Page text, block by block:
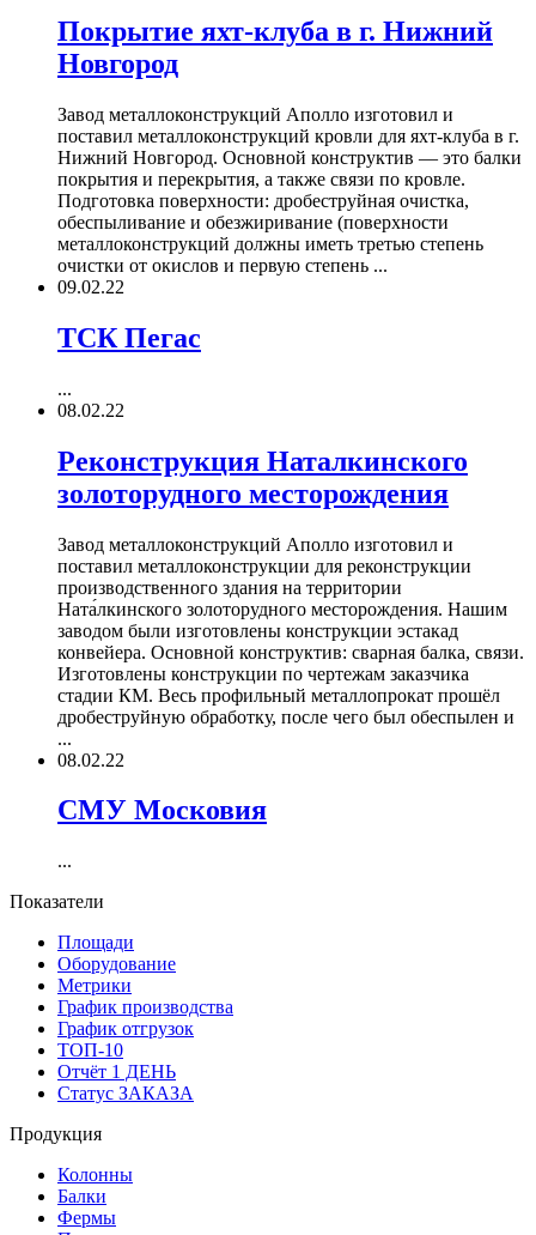
Покрытие яхт-клуба в г. Нижний
Новгород
Завод металлоконструкций Аполло изготовил и
поставил металлоконструкций кровли для яхт-клуба в г.
Нижний Новгород. Основной конструктив — это балки
покрытия и перекрытия, а также связи по кровле.
Подготовка поверхности: дробеструйная очистка,
обеспыливание и обезжиривание (поверхности
металлоконструкций должны иметь третью степень
очистки от окислов и первую степень ...
09.02.22
ТСК Пегас
...
08.02.22
Реконструкция Наталкинского
золоторудного месторождения
Завод металлоконструкций Аполло изготовил и
поставил металлоконструкции для реконструкции
производственного здания на территории
Ната́лкинского золоторудного месторождения. Нашим
заводом были изготовлены конструкции эстакад
конвейера. Основной конструктив: сварная балка, связи.
Изготовлены конструкции по чертежам заказчика
стадии КМ. Весь профильный металлопрокат прошёл
дробеструйную обработку, после чего был обеспылен и
...
08.02.22
СМУ Московия
...
Показатели
Площади
Оборудование
Метрики
График производства
График отгрузок
ТОП-10
Отчёт 1 ДЕНЬ
Статус ЗАКАЗА
Продукция
Колонны
Балки
Фермы